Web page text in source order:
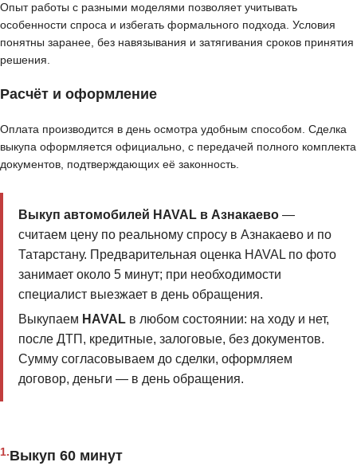
Опыт работы с разными моделями позволяет учитывать
особенности спроса и избегать формального подхода. Условия
понятны заранее, без навязывания и затягивания сроков принятия
решения.
Расчёт и оформление
Оплата производится в день осмотра удобным способом. Сделка
выкупа оформляется официально, с передачей полного комплекта
документов, подтверждающих её законность.
Выкуп автомобилей HAVAL в Азнакаево—
считаем цену по реальному спросу в Азнакаево и по
Татарстану. Предварительная оценка HAVAL по фото
занимает около 5 минут; при необходимости
специалист выезжает в день обращения.
Выкупаем HAVALв любом состоянии: на ходу и нет,
после ДТП, кредитные, залоговые, без документов.
Сумму согласовываем до сделки, оформляем
договор, деньги — в день обращения.
1.Выкуп 60 минут